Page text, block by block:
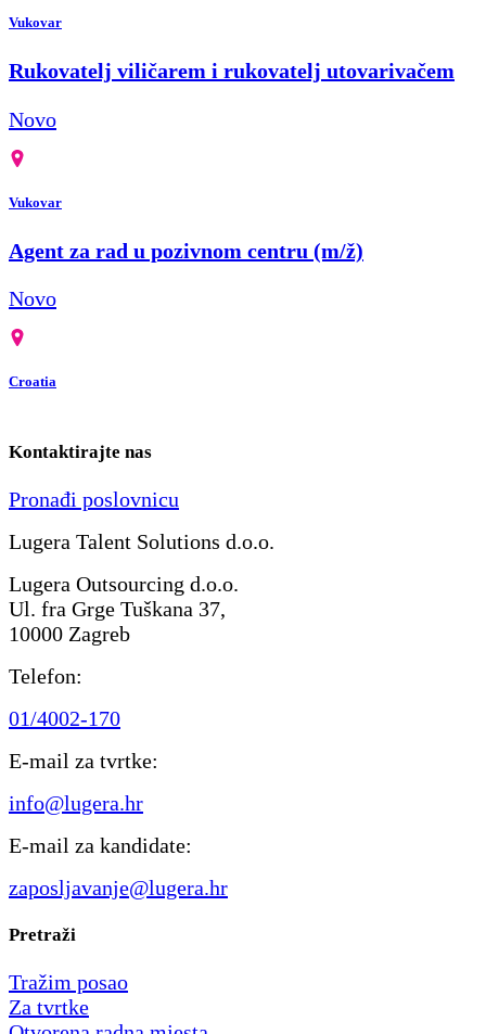
Vukovar
Rukovatelj viličarem i rukovatelj utovarivačem
Novo
Vukovar
Agent za rad u pozivnom centru (m/ž)
Novo
Croatia
Kontaktirajte nas
Pronađi poslovnicu
Lugera Talent Solutions d.o.o.
Lugera Outsourcing d.o.o.
Ul. fra Grge Tuškana 37,
10000 Zagreb
Telefon:
01/4002-170
E-mail za tvrtke:
info@lugera.hr
E-mail za kandidate:
zaposljavanje@lugera.hr
Pretraži
Tražim posao
Za tvrtke